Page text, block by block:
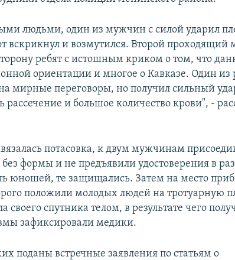
людьми, один из мужчин с силой ударил
вскрикнул и возмутился. Второй
ребят с истошным криком о том, что
ориентации и многое о Кавказе. Один из
мирные переговоры, но получил сильный
рассечение и большое количество крови", -
потасовка, к двум мужчинам
формы и не предъявили удостоверения в
юношей, те защищались. Затем на место
положили молодых людей на тротуарную
своего спутника телом, в результате чего
зафиксировали медики.
поданы встречные заявления по статьям о